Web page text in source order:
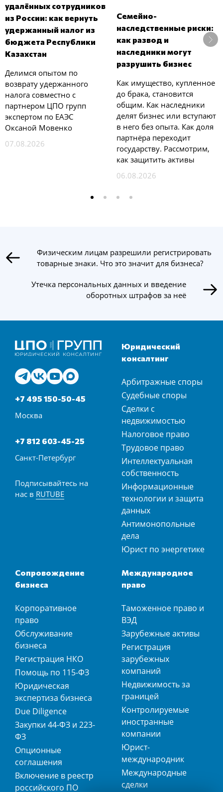
удалённых сотрудников
из России: как вернуть
удержанный налог из
бюджета Республики
Казахстан
Делимся опытом по
возврату удержанного
налога совместно с
партнером ЦПО групп
экспертом по ЕАЭС
Оксаной Мовенко
07.08.2026
Семейно-
наследственные риски:
как развод и
наследники могут
разрушить бизнес
Как имущество, купленное
до брака, становится
общим. Как наследники
делят бизнес или вступают
в него без опыта. Как доля
партнёра переходит
государству. Рассмотрим,
как защитить активы
06.08.2026
Физическим лицам разрешили регистрировать
товарные знаки. Что это значит для бизнеса?
Утечка персональных данных и введение
оборотных штрафов за неё
+7 495 150-50-45
Москва
+7 812 603-45-25
Санкт-Петербург
Подписывайтесь на
нас в RUTUBE
Юридический
консалтинг
Арбитражные споры
Судебные споры
Сделки с
недвижимостью
Налоговое право
Трудовое право
Интеллектуальная
собственность
Информационные
технологии и защита
данных
Антимонопольные
дела
Юрист по энергетике
Сопровождение
бизнеса
Корпоративное
право
Обслуживание
бизнеса
Регистрация НКО
Помощь по 115-ФЗ
Юридическая
экспертиза бизнеса
Due Diligence
Закупки 44-ФЗ и 223-
ФЗ
Опционные
соглашения
Включение в реестр
российского ПО
Международное
право
Таможенное право и
ВЭД
Зарубежные активы
Регистрация
зарубежных
компаний
Недвижимость за
границей
Контролируемые
иностранные
компании
Юрист-
международник
Международные
сделки